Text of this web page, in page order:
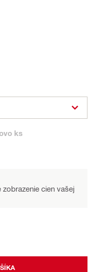
ks
zobrazenie cien vašej